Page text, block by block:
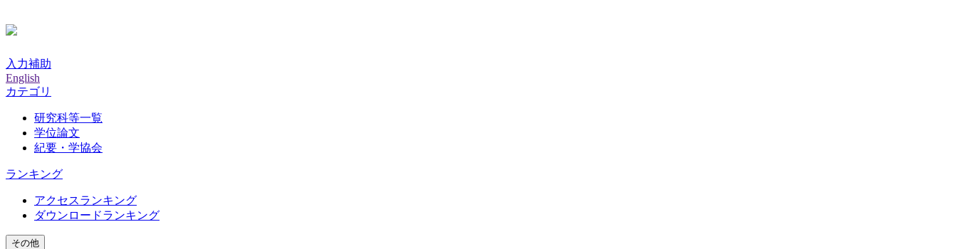
入力補助
English
カテゴリ
研究科等一覧
学位論文
紀要・学協会
ランキング
アクセスランキング
ダウンロードランキング
その他